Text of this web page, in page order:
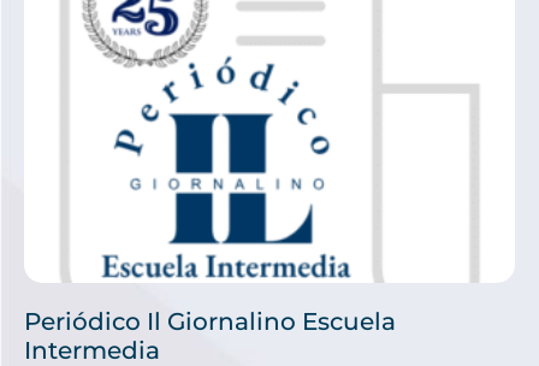
Periódico Il Giornalino Escuela
Intermedia